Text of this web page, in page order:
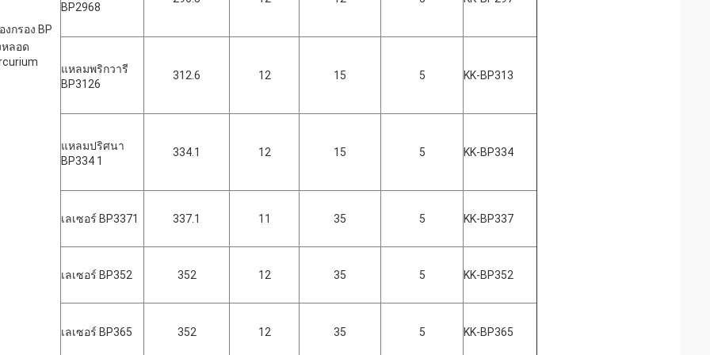
งกรอง BP
ลอด
BP2968
แหลมพริกวารี
BP3126
312.6 12 15 5 KK-BP313
แหลมปริศนา
BP334 1
334.1 12 15 5 KK-BP334
เลเซอร์ BP3371 337.1 11 35 5 KK-BP337
เลเซอร์ BP352 352 12 35 5 KK-BP352
เลเซอร์ BP365 352 12 35 5 KK-BP365